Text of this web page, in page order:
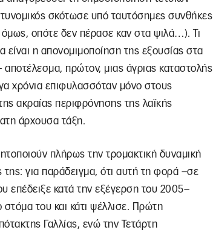
σκότωσε υπό ταυτόσημες συνθήκες
οπότε δεν πέρασε καν στα ψιλά…). Τι
είναι η απονομιμοποίηση της εξουσίας στα
αποτέλεσμα, πρώτον, μιας άγριας καταστολής
χρόνια επιφυλασσόταν μόνο στους
ακραίας περιφρόνησης της λαϊκής
άρχουσα τάξη.
πλήρως την τρομακτική δυναμική
για παράδειγμα, ότι αυτή τη φορά –σε
επέδειξε κατά την εξέγερση του 2005–
στόμα του και κάτι ψέλλισε. Πρώτη
Γαλλίας, ενώ την Τετάρτη